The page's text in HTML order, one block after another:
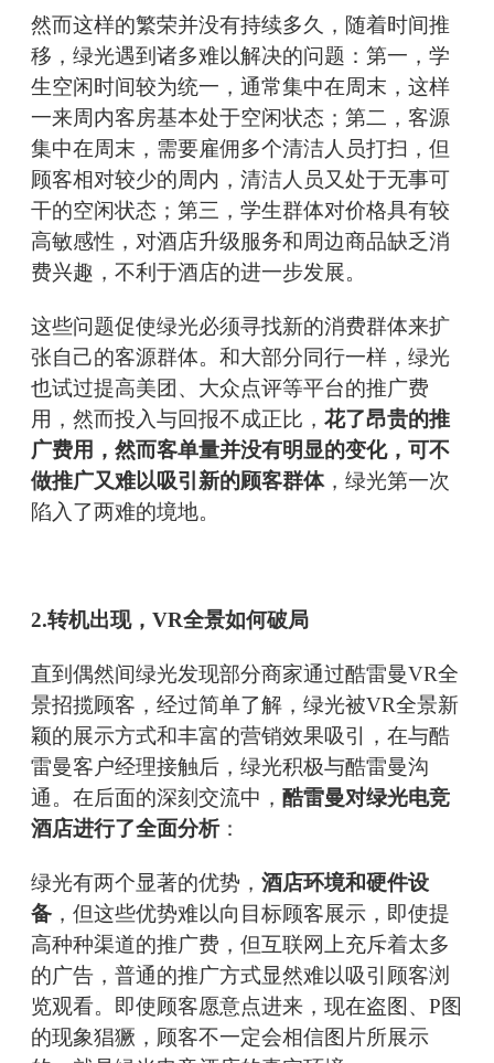
然而这样的繁荣并没有持续多久，随着时间推
移，绿光遇到诸多难以解决的问题：第一，学
生空闲时间较为统一，通常集中在周末，这样
一来周内客房基本处于空闲状态；第二，客源
集中在周末，需要雇佣多个清洁人员打扫，但
顾客相对较少的周内，清洁人员又处于无事可
干的空闲状态；第三，学生群体对价格具有较
高敏感性，对酒店升级服务和周边商品缺乏消
费兴趣，不利于酒店的进一步发展。
这些问题促使绿光必须寻找新的消费群体来扩
张自己的客源群体。和大部分同行一样，绿光
也试过提高美团、大众点评等平台的推广费
用，然而投入与回报不成正比， 花了昂贵的推
广费用，然而客单量并没有明显的变化，可不
做推广又难以吸引新的顾客群体，绿光第一次
陷入了两难的境地。
2.转机出现，VR全景如何破局
直到偶然间绿光发现部分商家通过酷雷曼VR全
景招揽顾客，经过简单了解，绿光被VR全景新
颖的展示方式和丰富的营销效果吸引，在与酷
雷曼客户经理接触后，绿光积极与酷雷曼沟
通。在后面的深刻交流中， 酷雷曼对绿光电竞
酒店进行了全面分析：
绿光有两个显著的优势， 酒店环境和硬件设
备 ，但这些优势难以向目标顾客展示，即使提
高种种渠道的推广费，但互联网上充斥着太多
的广告，普通的推广方式显然难以吸引顾客浏
览观看。即使顾客愿意点进来，现在盗图、P图
的现象猖獗，顾客不一定会相信图片所展示